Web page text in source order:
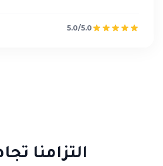
5.0/5.0
التزامنا